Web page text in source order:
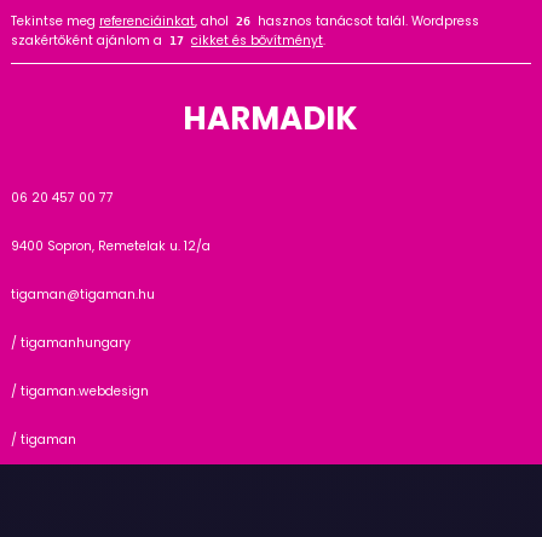
Tekintse meg referenciáinkat, ahol 33 hasznos tanácsot talál. Wordpress
szakértőként ajánlom a
21 cikket és bővítményt.
HARMADIK
06 20 457 00 77
9400 Sopron, Remetelak u. 12/a
tigaman@tigaman.hu
/ tigamanhungary
/ tigaman.webdesign
/ tigaman